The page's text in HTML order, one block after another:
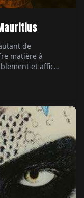
de
matière à
et affiche